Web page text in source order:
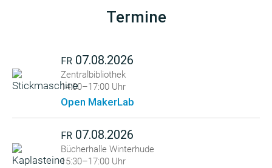
Termine
FR 07.08.2026
Zentralbibliothek
14:00–17:00 Uhr
Open MakerLab
FR 07.08.2026
Bücherhalle Winterhude
15:30–17:00 Uhr